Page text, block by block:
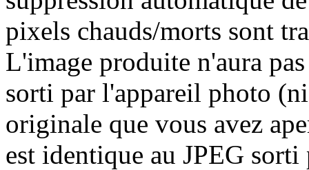
pixels chauds/morts sont
L'image produite n'aura
sorti par l'appareil photo
originale que vous avez
est identique au JPEG